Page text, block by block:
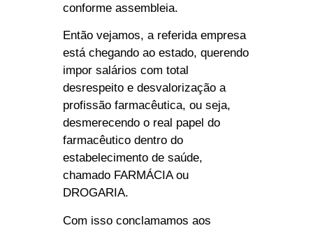
conforme assembleia.
Então vejamos, a referida empresa
está chegando ao estado, querendo
impor salários com total
desrespeito e desvalorização a
profissão farmacêutica, ou seja,
desmerecendo o real papel do
farmacêutico dentro do
estabelecimento de saúde,
chamado FARMÁCIA ou
DROGARIA.
Com isso conclamamos aos